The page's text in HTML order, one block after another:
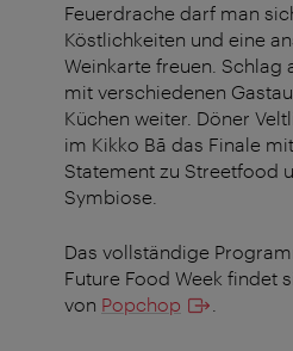
Feuerdrache darf man
Köstlichkeiten und eine
Weinkarte freuen. Schlag
mit verschiedenen
Küchen weiter. Döner
im Kikko Bā das Finale
Statement zu Streetfood
Symbiose.
Das vollständige
Future Food Week findet
von Popchop